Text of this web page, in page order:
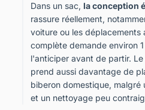
Dans un sac, la conception
rassure réellement,
voiture ou les
complète demande environ
l'anticiper avant de partir.
prend aussi davantage de
biberon domestique, malgré
et un nettoyage peu